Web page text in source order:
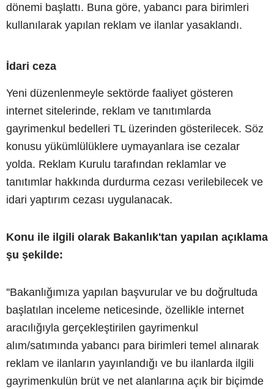
dönemi başlattı. Buna göre, yabancı para birimleri
kullanılarak yapılan reklam ve ilanlar yasaklandı.
İdari ceza
Yeni düzenlenmeyle sektörde faaliyet gösteren
internet sitelerinde, reklam ve tanıtımlarda
gayrimenkul bedelleri TL üzerinden gösterilecek. Söz
konusu yükümlülüklere uymayanlara ise cezalar
yolda. Reklam Kurulu tarafından reklamlar ve
tanıtımlar hakkında durdurma cezası verilebilecek ve
idari yaptırım cezası uygulanacak.
Konu ile ilgili olarak Bakanlık'tan yapılan açıklama
şu şekilde:
''Bakanlığımıza yapılan başvurular ve bu doğrultuda
başlatılan inceleme neticesinde, özellikle internet
aracılığıyla gerçekleştirilen gayrimenkul
alım/satımında yabancı para birimleri temel alınarak
reklam ve ilanların yayınlandığı ve bu ilanlarda ilgili
gayrimenkulün brüt ve net alanlarına açık bir biçimde